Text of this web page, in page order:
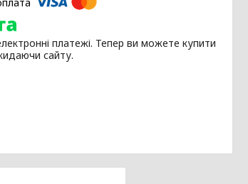
платежі. Тепер ви можете купити
сайту.